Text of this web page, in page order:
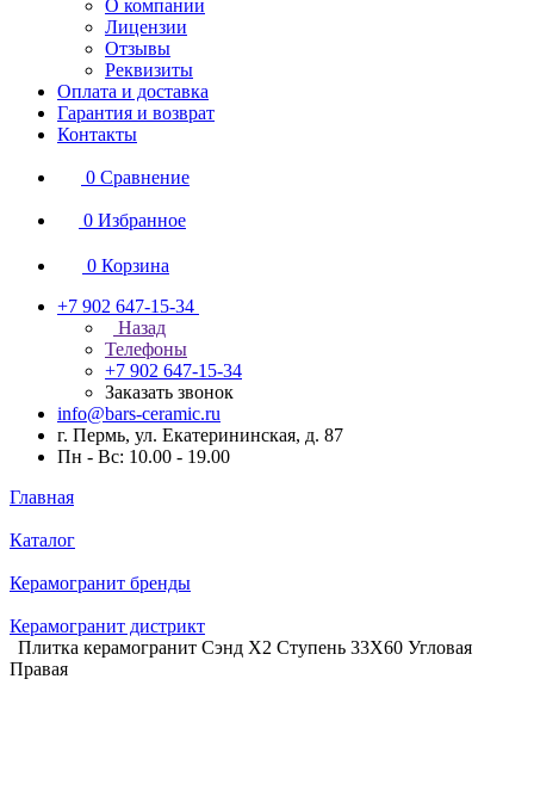
О компании
Лицензии
Отзывы
Реквизиты
Оплата и доставка
Гарантия и возврат
Контакты
0 Сравнение
0 Избранное
0 Корзина
+7 902 647-15-34
Назад
Телефоны
+7 902 647-15-34
Заказать звонок
info@bars-ceramic.ru
г. Пермь, ул. Екатерининская, д. 87
Пн - Вс: 10.00 - 19.00
Главная
Каталог
Керамогранит бренды
Керамогранит дистрикт
Плитка керамогранит Сэнд Х2 Ступень 33X60 Угловая
Правая